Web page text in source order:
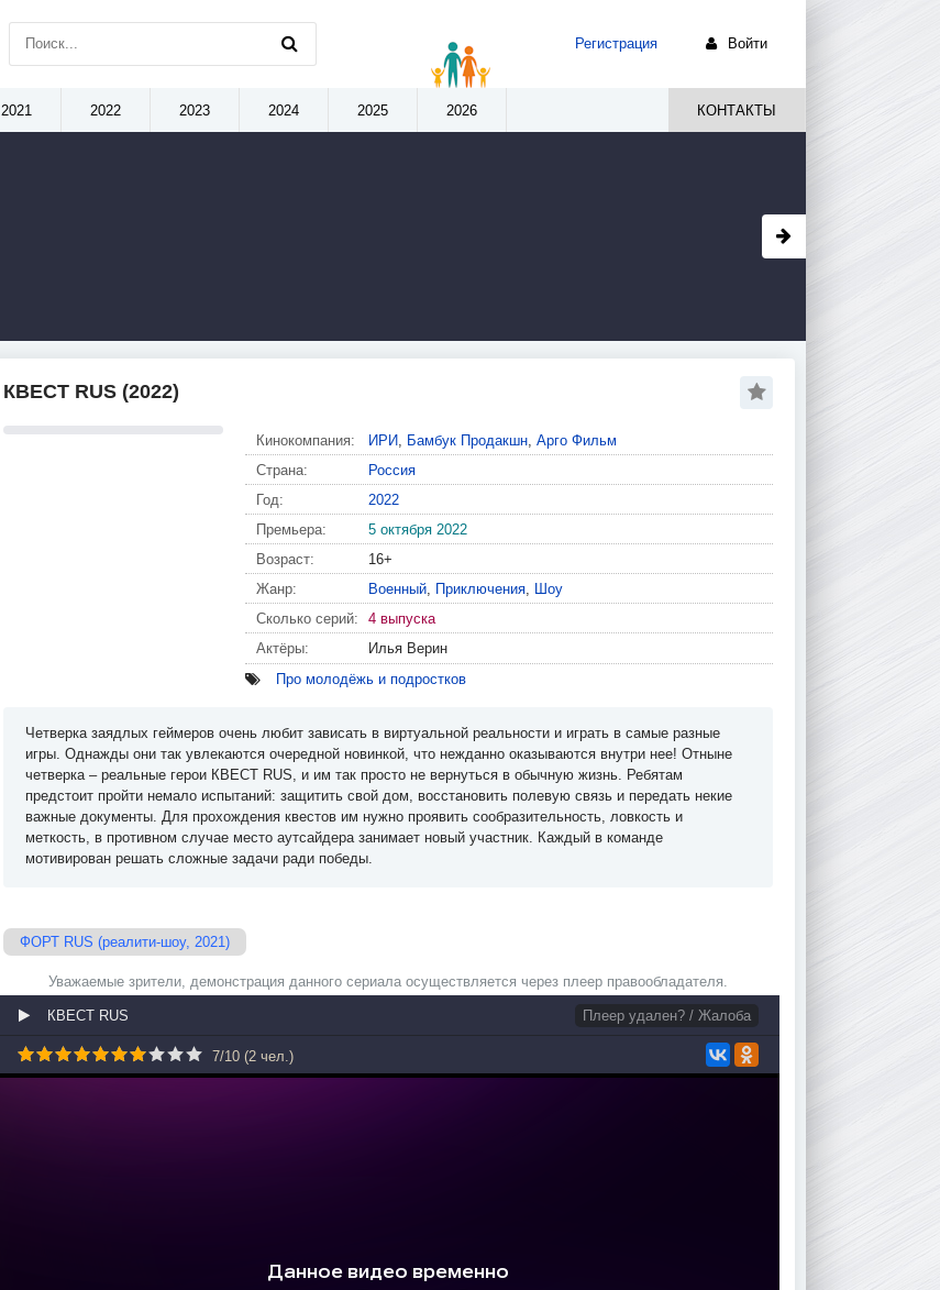
КВЕСТ RUS (2022)
Кинокомпания: ИРИ, Бамбук Продакшн, Арго Фильм
Страна:
Россия
Год:
2022
Премьера:
5 октября 2022
Возраст:
16+
Жанр:
Военный, Приключения, Шоу
Сколько серий:
4 выпуска
Актёры:
Илья Верин
Про молодёжь и подростков
Четверка заядлых геймеров очень любит зависать в виртуальной реальности и играть в самые разные
игры. Однажды они так увлекаются очередной новинкой, что нежданно оказываются внутри нее! Отныне
четверка – реальные герои КВЕСТ RUS, и им так просто не вернуться в обычную жизнь. Ребятам
предстоит пройти немало испытаний: защитить свой дом, восстановить полевую связь и передать некие
важные документы. Для прохождения квестов им нужно проявить сообразительность, ловкость и
меткость, в противном случае место аутсайдера занимает новый участник. Каждый в команде
мотивирован решать сложные задачи ради победы.
ФОРТ RUS (реалити-шоу, 2021)
Уважаемые зрители, демонстрация данного сериала осуществляется через плеер правообладателя.
КВЕСТ RUS Плеер удален? / Жалоба
7/10 (2 чел.)
Регистрация Войти
2021 2022 2023 2024 2025 2026 КОНТАКТЫ